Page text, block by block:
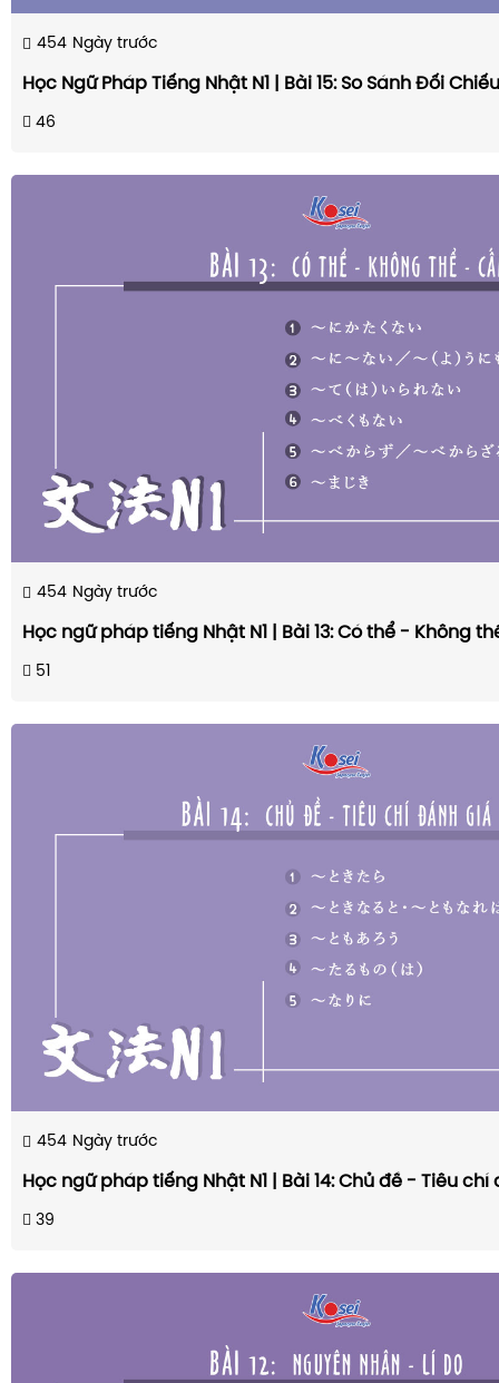
454 Ngày trước
Học Ngữ Pháp Tiếng Nhật N1 | Bài 15: So Sánh Đối Chiếu
46
454 Ngày trước
Học ngữ pháp tiếng Nhật N1 | Bài 13: Có thể - Không
51
454 Ngày trước
Học ngữ pháp tiếng Nhật N1 | Bài 14: Chủ đề - Tiêu
39